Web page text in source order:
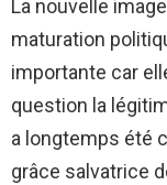
La nouvelle
maturation
importante car
question la
a longtemps été
grâce salvatrice